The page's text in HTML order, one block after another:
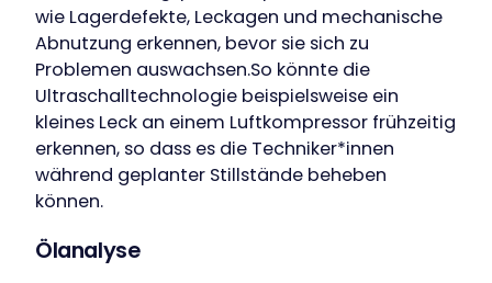
wie Lagerdefekte, Leckagen und mechanische
Abnutzung erkennen, bevor sie sich zu
Problemen auswachsen.So könnte die
Ultraschalltechnologie beispielsweise ein
kleines Leck an einem Luftkompressor frühzeitig
erkennen, so dass es die Techniker*innen
während geplanter Stillstände beheben
können.
Ölanalyse